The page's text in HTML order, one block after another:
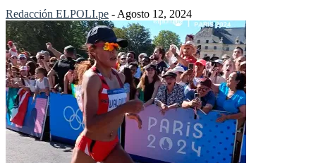
Redacción ELPOLI.pe - Agosto 12, 2024